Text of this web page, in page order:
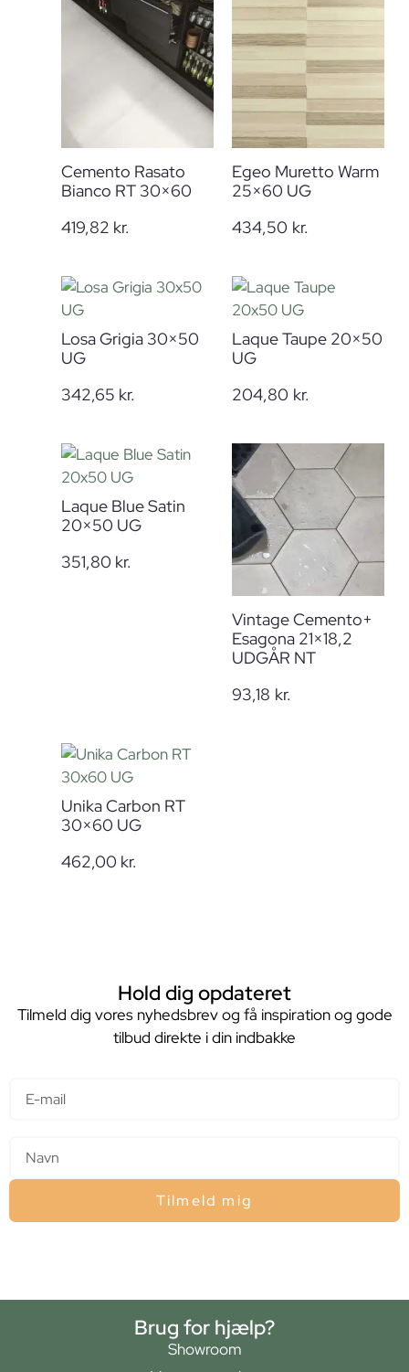
Cemento Rasato
Bianco RT 30×60
419,82 kr.
Egeo Muretto Warm
25×60 UG
434,50 kr.
Losa Grigia 30×50
UG
342,65 kr.
Laque Taupe 20×50
UG
204,80 kr.
Laque Blue Satin
20×50 UG
351,80 kr.
Vintage Cemento+
Esagona 21×18,2
UDGÅR NT
93,18 kr.
Unika Carbon RT
30×60 UG
462,00 kr.
Hold dig opdateret
Tilmeld dig vores nyhedsbrev og få inspiration og gode
tilbud direkte i din indbakke
Tilmeld mig
Brug for hjælp?
Showroom